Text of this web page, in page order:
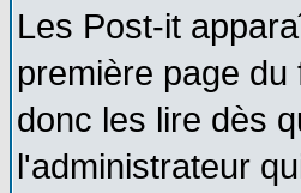
Les Post-it
première page
donc les lire dès
l'administrateur